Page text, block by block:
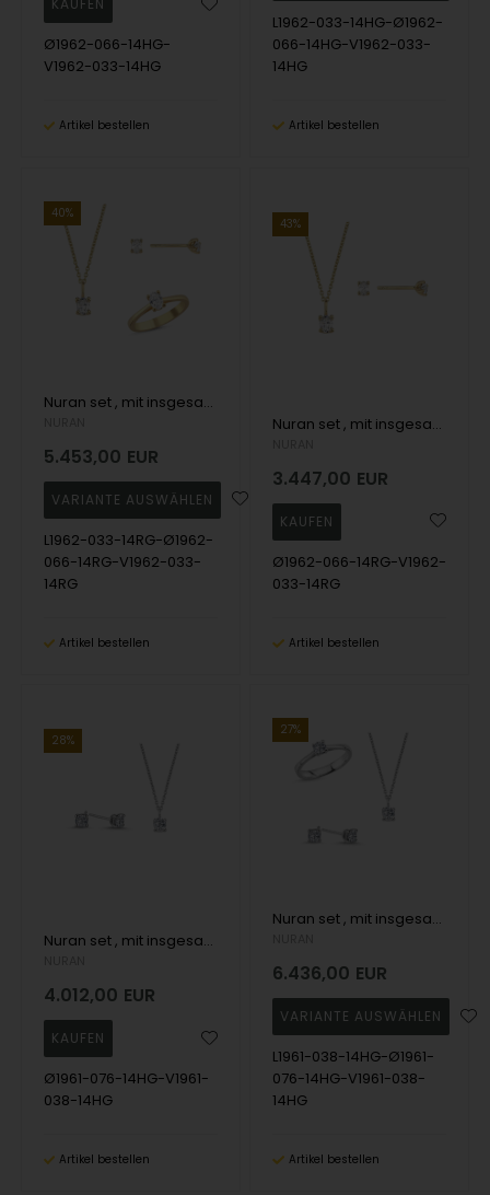
Ø1962-066-14HG-
V1962-033-14HG
Artikel bestellen
L1962-033-14HG-Ø1962-
066-14HG-V1962-033-
14HG
Artikel bestellen
40%
Nuran set , mit insgesamt 1,52 ct Wesselton SI
5.453,00 EUR
L1962-033-14RG-Ø1962-
066-14RG-V1962-033-
14RG
Artikel bestellen
43%
Nuran set , mit insgesamt 1,14 ct Wesselton SI
3.447,00 EUR
Ø1962-066-14RG-V1962-
033-14RG
Artikel bestellen
28%
Nuran set , mit insgesamt 1,14 ct Wesselton SI
4.012,00 EUR
Ø1961-076-14HG-V1961-
038-14HG
Artikel bestellen
27%
Nuran set , mit insgesamt 1,52 ct Wesselton SI
6.436,00 EUR
L1961-038-14HG-Ø1961-
076-14HG-V1961-038-
14HG
Artikel bestellen